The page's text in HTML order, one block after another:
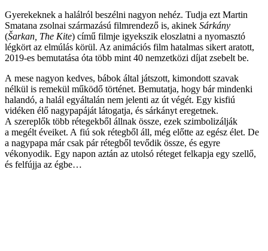
Gyerekeknek a halálról beszélni nagyon nehéz. Tudja ezt Martin
Smatana zsolnai származású filmrendező is, akinek Sárkány
(Šarkan, The Kite) című filmje igyekszik eloszlatni a nyomasztó
légkört az elmúlás körül. Az animációs film hatalmas sikert aratott,
2019-es bemutatása óta több mint 40 nemzetközi díjat zsebelt be.
A mese nagyon kedves, bábok által játszott, kimondott szavak
nélkül is remekül működő történet. Bemutatja, hogy bár mindenki
halandó, a halál egyáltalán nem jelenti az út végét. Egy kisfiú
vidéken élő nagypapáját látogatja, és sárkányt eregetnek.
A szereplők több rétegekből állnak össze, ezek szimbolizálják
a megélt éveiket. A fiú sok rétegből áll, még előtte az egész élet. De
a nagypapa már csak pár rétegből tevődik össze, és egyre
vékonyodik. Egy napon aztán az utolsó réteget felkapja egy szellő,
és felfújja az égbe…